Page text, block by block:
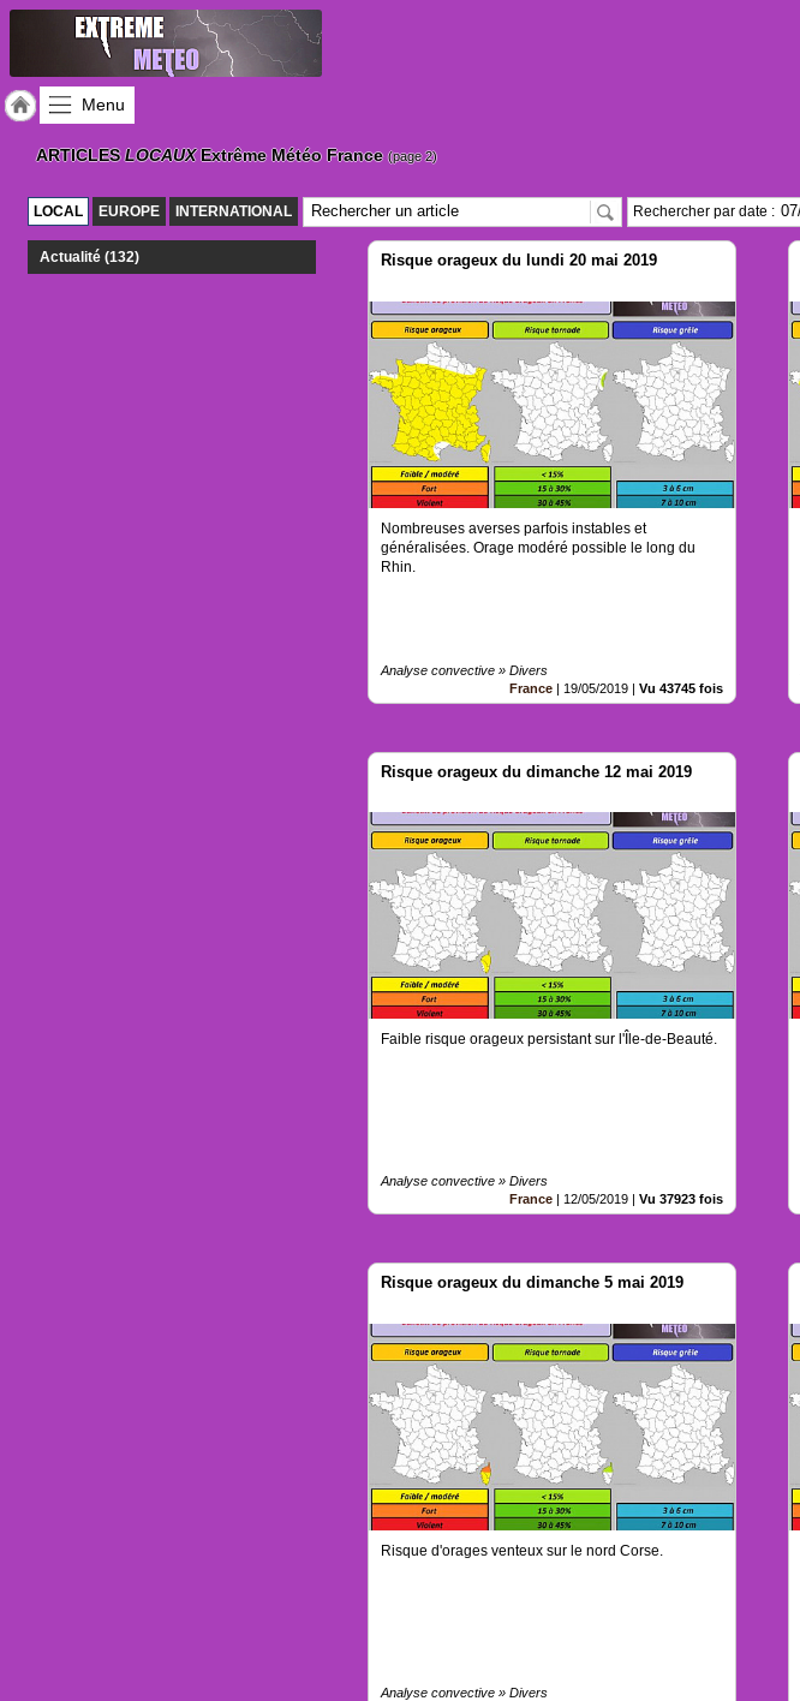
Menu
Accueil
Météo
régions
Gazette
ARTICLESLOCAUXExtrême Météo France(page 2)
LOCAL EUROPE INTERNATIONAL Rechercher par date :
Actualité (132) Risque orageux du lundi 20 mai 2019
Nombreuses averses parfois instables et
généralisées. Orage modéré possible le long du
Rhin.
Analyse convective » Divers
France | 19/05/2019 |Vu 43745 fois
Risque orageux du dimanche 12 mai 2019
Faible risque orageux persistant sur l'Île-de-Beauté.
Analyse convective » Divers
France | 12/05/2019 |Vu 37923 fois
Risque orageux du dimanche 5 mai 2019
Risque d'orages venteux sur le nord Corse.
Analyse convective » Divers